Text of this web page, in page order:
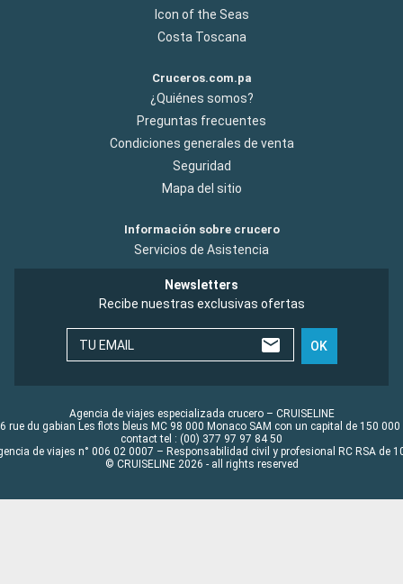
Icon of the Seas
Costa Toscana
Cruceros.com.pa
¿Quiénes somos?
Preguntas frecuentes
Condiciones generales de venta
Seguridad
Mapa del sitio
Información sobre crucero
Servicios de Asistencia
Newsletters
Recibe nuestras exclusivas ofertas
TU EMAIL OK
Agencia de viajes especializada crucero – CRUISELINE
rue du gabian Les flots bleus MC 98 000 Monaco SAM con un capital de 150 000
contact tel : (00) 377 97 97 84 50
de viajes n° 006 02 0007 – Responsabilidad civil y profesional RC RSA de
© CRUISELINE 2026 - all rights reserved